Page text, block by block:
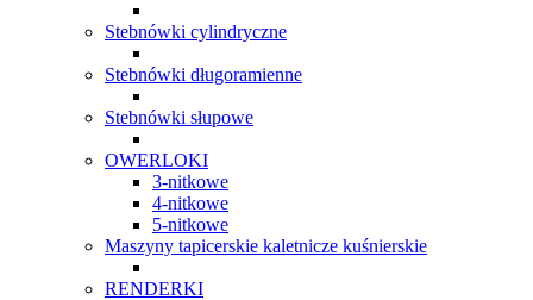
Stebnówki cylindryczne
Stebnówki długoramienne
Stebnówki słupowe
OWERLOKI
3-nitkowe
4-nitkowe
5-nitkowe
Maszyny tapicerskie kaletnicze kuśnierskie
RENDERKI